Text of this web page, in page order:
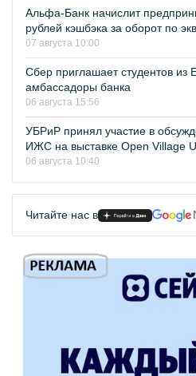
Альфа-Банк начислит
рублей кэшбэка за оборот по
07 августа 10:00
Сбер приглашает студентов из
амбассадоры банка
06 августа 15:56
УБРиР принял участие в
ИЖС на выставке Open Village
06 августа 10:40
Читайте нас в